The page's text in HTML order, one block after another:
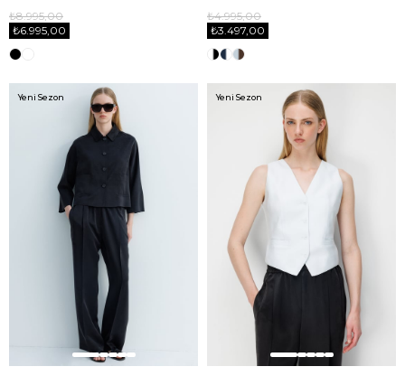
₺6.995,00
₺8.995,00
₺3.497,00
₺4.995,00
Yeni Sezon Yeni Sezon